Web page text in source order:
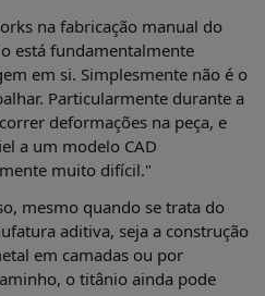
na fabricação manual do
está fundamentalmente
em si. Simplesmente não é o
Particularmente durante a
deformações na peça, e
a um modelo CAD
muito difícil."
mesmo quando se trata do
aditiva, seja a construção
em camadas ou por
o titânio ainda pode